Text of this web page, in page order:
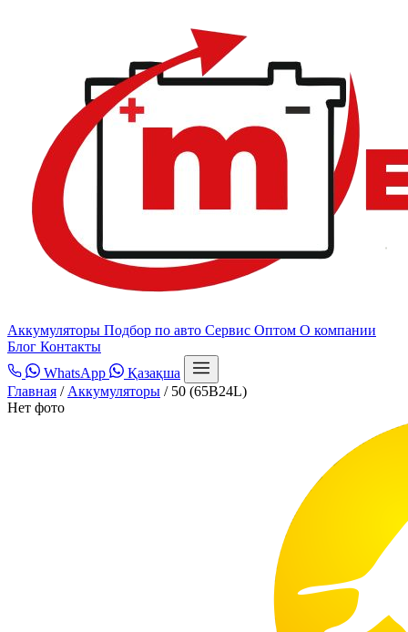
Аккумуляторы Подбор по авто Сервис Оптом О компании
Блог Контакты
WhatsApp
Қазақша
Главная / Аккумуляторы / 50 (65B24L)
Нет фото